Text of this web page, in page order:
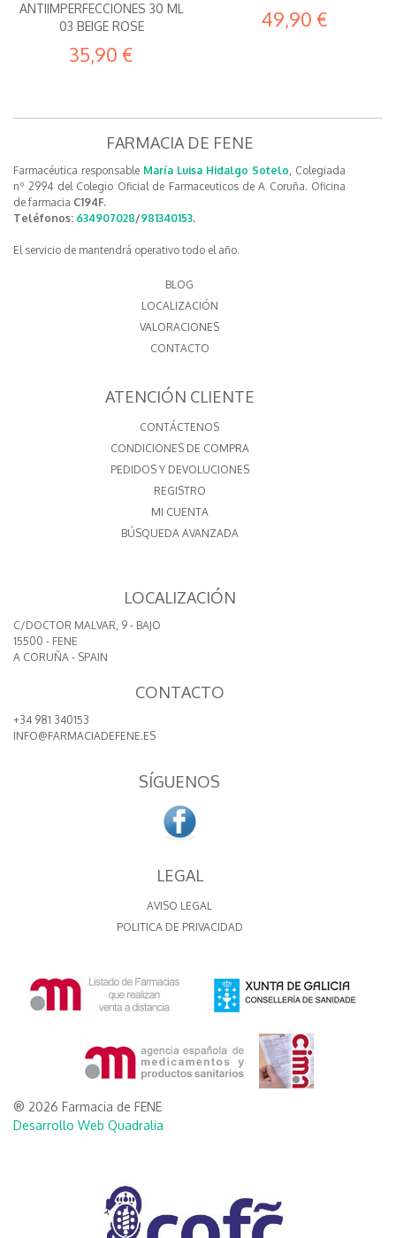
ANTIIMPERFECCIONES 30 ML
03 BEIGE ROSE
35,90 €
49,90 €
FARMACIA DE FENE
Farmacéutica responsable María Luisa Hidalgo Sotelo, Colegiada
nº 2994 del Colegio Oficial de Farmaceuticos de A Coruña. Oficina
de farmacia C194F.
Teléfonos: 634907028/981340153.
El servicio de mantendrá operativo todo el año.
BLOG
LOCALIZACIÓN
VALORACIONES
CONTACTO
ATENCIÓN CLIENTE
CONTÁCTENOS
CONDICIONES DE COMPRA
PEDIDOS Y DEVOLUCIONES
REGISTRO
MI CUENTA
BÚSQUEDA AVANZADA
LOCALIZACIÓN
C/DOCTOR MALVAR, 9 - BAJO
15500 - FENE
A CORUÑA - SPAIN
CONTACTO
+34 981 340153
INFO@FARMACIADEFENE.ES
SÍGUENOS
LEGAL
AVISO LEGAL
POLITICA DE PRIVACIDAD
® 2026 Farmacia de FENE
Desarrollo Web Quadralia